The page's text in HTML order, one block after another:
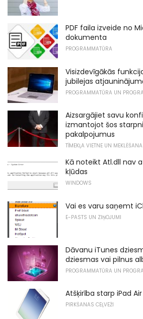
PDF faila izveide no
dokumenta
PROGRAMMATŪRA
Visizdevīgākās
jubilejas
PROGRAMMATŪRA UN
Aizsargājiet savu
izmantojot šos
pakalpojumus
TĪMEKĻA VIETNE UN MEKLĒŠANA
Kā noteikt Atl.dll nav
kļūdas
WINDOWS
Vai es varu saņemt
E-PASTS UN ZIŅOJUMI
Dāvanu iTunes
dziesmas vai pilnus
PROGRAMMATŪRA UN
Atšķirība starp iPad
PIRKŠANAS CEĻVEŽI